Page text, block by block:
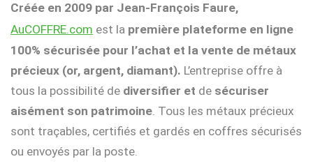
Créée en 2009 par Jean-François Faure,
AuCOFFRE.com est la première plateforme en ligne
100% sécurisée pour l’achat et la vente de métaux
précieux (or, argent, diamant). L’entreprise offre à
tous la possibilité de diversifier et de sécuriser
aisément son patrimoine. Tous les métaux précieux
sont traçables, certifiés et gardés en coffres sécurisés
ou envoyés par la poste.